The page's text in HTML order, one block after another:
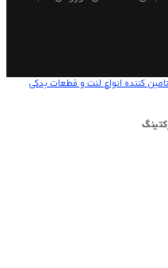
لنت و قطعات یدکی